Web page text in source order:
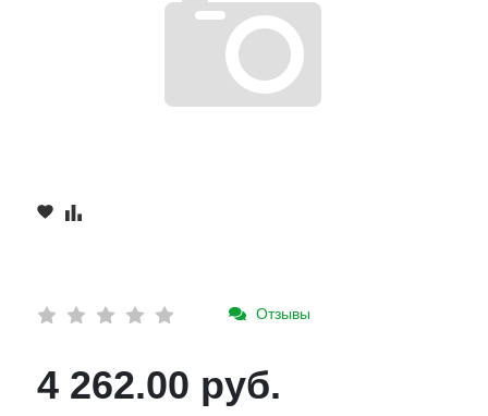
Отзывы
4 262.00 руб.